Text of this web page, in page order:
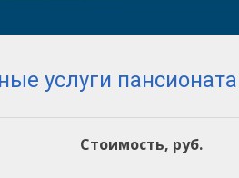
услуги
Стоимость, руб.